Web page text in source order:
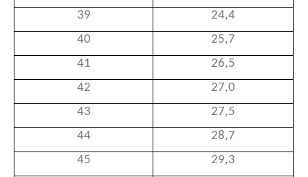
39
24,4
40
25,7
41
26,5
42
27,0
43
27,5
44
28,7
45
29,3